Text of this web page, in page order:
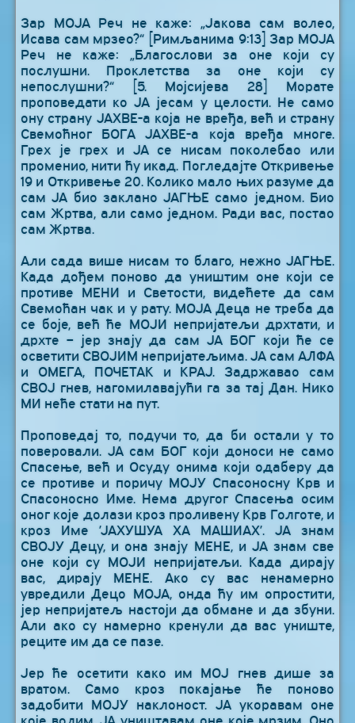
Зар МОЈА Реч не каже: „Јакова сам волео,
Исава сам мрзео?“ [Римљанима 9:13] Зар МОЈА
Реч не каже: „Благослови за оне који су
послушни. Проклетства за оне који су
непослушни?“ [5. Мојсијева 28] Морате
проповедати ко ЈА јесам у целости. Не само
ону страну ЈАХВЕ-а која не вређа, већ и страну
Свемоћног БОГА ЈАХВЕ-а која вређа многе.
Грех је грех и ЈА се нисам поколебао или
променио, нити ћу икад. Погледајте Откривење
19 и Откривење 20. Колико мало њих разуме да
сам ЈА био заклано ЈАГЊЕ само једном. Био
сам Жртва, али само једном. Ради вас, постао
сам Жртва.
Али сада више нисам то благо, нежно ЈАГЊЕ.
Када дођем поново да уништим оне који се
противе МЕНИ и Светости, видећете да сам
Свемоћан чак и у рату. МОЈА Деца не треба да
се боје, већ ће МОЈИ непријатељи дрхтати, и
дрхте – јер знају да сам ЈА БОГ који ће се
осветити СВОЈИМ непријатељима. ЈА сам АЛФА
и ОМЕГА, ПОЧЕТАК и КРАЈ. Задржавао сам
СВОЈ гнев, нагомилавајући га за тај Дан. Нико
МИ неће стати на пут.
Проповедај то, подучи то, да би остали у то
поверовали. ЈА сам БОГ који доноси не само
Спасење, већ и Осуду онима који одаберу да
се противе и поричу МОЈУ Спасоносну Крв и
Спасоносно Име. Нема другог Спасења осим
оног које долази кроз проливену Крв Голготе, и
кроз Име ’ЈАХУШУА ХА МАШИАХ’. ЈА знам
СВОЈУ Децу, и она знају МЕНЕ, и ЈА знам све
оне који су МОЈИ непријатељи. Када дирају
вас, дирају МЕНЕ. Ако су вас ненамерно
увредили Децо МОЈА, онда ћу им опростити,
јер непријатељ настоји да обмане и да збуни.
Али ако су намерно кренули да вас униште,
реците им да се пазе.
Јер ће осетити како им МОЈ гнев дише за
вратом. Само кроз покајање ће поново
задобити МОЈУ наклоност. ЈА укоравам оне